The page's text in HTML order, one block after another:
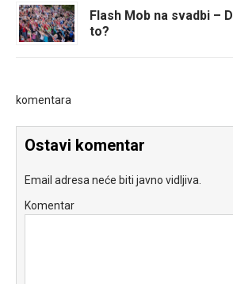
Flash Mob na svadbi –
to?
komentara
Ostavi komentar
Email adresa neće biti javno vidljiva.
Komentar